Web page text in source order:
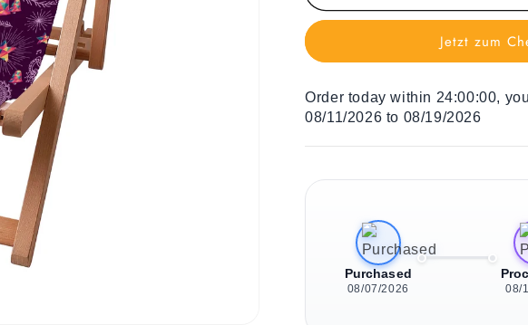
Liegestuhl
Violet
Liegestuhl
Kinder
Violet
Jetzt zum
Order today within 24:00:00,
08/11/2026 to 08/19/2026
Purchased
08/07/2026 08/